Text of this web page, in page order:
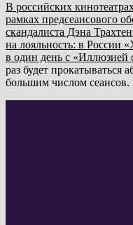
В российских
рамках предсеансового
скандалиста Дэна
на лояльность: в России
в один день с «Иллюзией
раз будет прокатываться
большим числом сеансов.